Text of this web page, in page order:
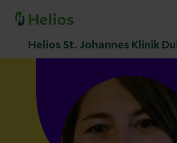
Helios St. Johannes Klinik